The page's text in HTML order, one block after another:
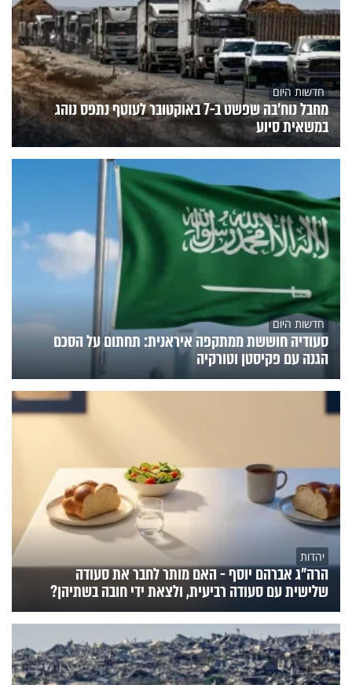
חדשות היום
מחבל נוח'בה שפשט ב-7 באוקטובר לעוטף נתפס נוהג
במשאית סיוע
חדשות היום
סעודיה חוששת ממתקפה איראנית: תחתום על הסכם
הגנה עם פקיסטן וטורקיה
יהדות
הרה"ג אברהם יוסף - האם מותר לחבר את סעודה
שלישית עם סעודה רביעית, ולצאת ידי חובה בשתיהן?